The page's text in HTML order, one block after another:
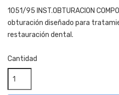
1051/95 INST.OBTURACION
obturación diseñado para
restauración dental.
Cantidad